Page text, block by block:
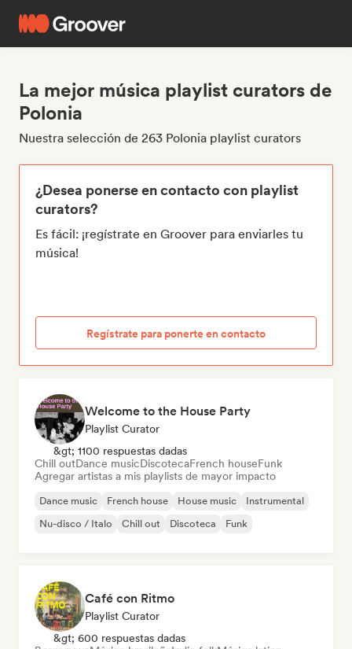
La mejor música playlist curators de
Polonia
Nuestra selección de 263 Polonia playlist curators
¿Desea ponerse en contacto con playlist
curators?
Es fácil: ¡regístrate en Groover para enviarles tu
música!
Regístrate para ponerte en contacto
Welcome to the House Party
Playlist Curator
&gt; 1100 respuestas dadas
Chill outDance musicDiscotecaFrench houseFunk
Agregar artistas a mis playlists de mayor impacto
Dance music French house House music
Instrumental
Nu-disco / Italo
Chill out Discoteca Funk
Café con Ritmo
Playlist Curator
&gt; 600 respuestas dadas